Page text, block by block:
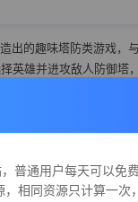
普通用户每天可以免
相同资源只计算一次
出的趣味塔防类游戏，
英雄并进攻敌人防御塔
好来收集整理，仅供小
来信删除。。